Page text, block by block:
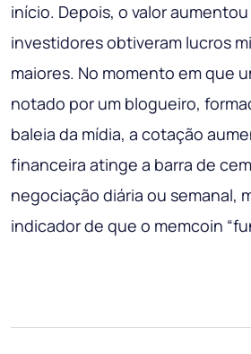
início. Depois, o valor
investidores obtiveram lucros
maiores. No momento em que
notado por um blogueiro,
baleia da mídia, a cotação
financeira atinge a barra de
negociação diária ou semanal,
indicador de que o memcoin